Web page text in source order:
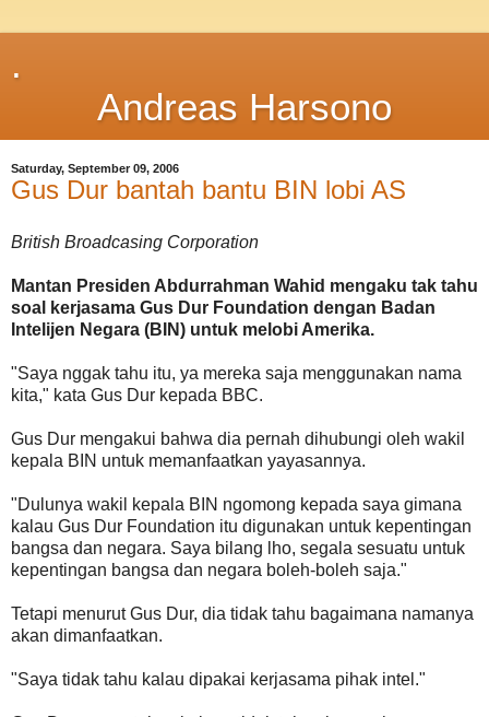
.
Andreas Harsono
Saturday, September 09, 2006
Gus Dur bantah bantu BIN lobi AS
British Broadcasing Corporation
Mantan Presiden Abdurrahman Wahid mengaku tak tahu
soal kerjasama Gus Dur Foundation dengan Badan
Intelijen Negara (BIN) untuk melobi Amerika.
"Saya nggak tahu itu, ya mereka saja menggunakan nama
kita," kata Gus Dur kepada BBC.
Gus Dur mengakui bahwa dia pernah dihubungi oleh wakil
kepala BIN untuk memanfaatkan yayasannya.
"Dulunya wakil kepala BIN ngomong kepada saya gimana
kalau Gus Dur Foundation itu digunakan untuk kepentingan
bangsa dan negara. Saya bilang lho, segala sesuatu untuk
kepentingan bangsa dan negara boleh-boleh saja."
Tetapi menurut Gus Dur, dia tidak tahu bagaimana namanya
akan dimanfaatkan.
"Saya tidak tahu kalau dipakai kerjasama pihak intel."